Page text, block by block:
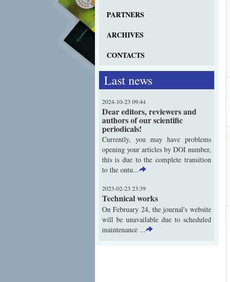
PARTNERS
ARCHIVES
CONTACTS
Last news
2024-10-23 09:44
Dear editors, reviewers and
authors of our scientific
periodicals!
Currently, you may have problems
opening your articles by DOI number,
this is due to the complete transition
to the ontu...
2023-02-23 23:39
Technical works
On February 24, the journal's website
will be unavailable due to scheduled
maintenance ...